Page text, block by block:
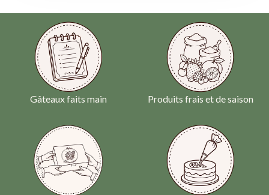
Gâteaux faits main Produits frais et de saison